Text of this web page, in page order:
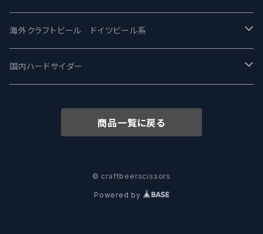
ワイマーケットブルーイング Y.Market Brewing
志賀高原ビール - SIGAKOGEN
箕面ビール - MINOH BEER
サンクトガーレン - Sankt Gallen
Lagunitas ラグニタス
FirestoneWalker ファイアストーン
Mikkeller ミッケラー
Hop Nation ホップネーション
BrewDog Brewery - ブリュードッグ
The Flying Inn / ザ フライイング イン
Lambiek Fabriek - ファブリーク
Carbon brews -カーボン
TAIHU - タイフー
Behemoth - ベヒーモス
BODRIGGY BREWING ボッドリッジー
CO-CONSPIRATORS コ・コンスピレーターズ
Deep Creek Brewing Co.
8 Wired エイトワイアード
Jackie O's ジャッキーオーズ
Westbrook ウェストブルック
Strathcona ストラスコナ
ODIN BREWING オディン
海外クラフトビール ドイツビール系
Karmeliten カーメリテン
Früh フリュー
国内ハードサイダー
商品一覧に戻る
© craftbeerscissors
Powered by